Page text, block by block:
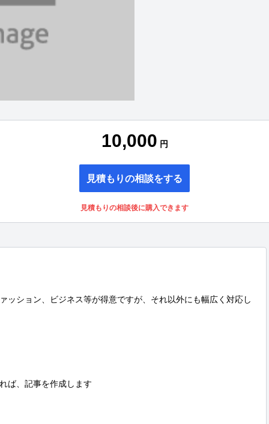
10,000 円
見積もりの相談をする
見積もりの相談後に購入できます
ッション、ビジネス等が得意ですが、それ以外にも幅広く対応し
ば、記事を作成します